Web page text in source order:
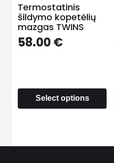
Termostatinis
šildymo kopetėlių
mazgas TWINS
58.00€
Select options